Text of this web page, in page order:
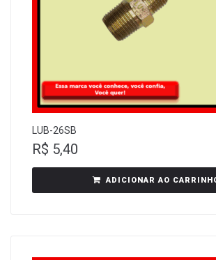
LUB-26SB
R$ 5,40
ADICIONAR AO